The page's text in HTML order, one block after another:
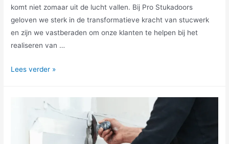
komt niet zomaar uit de lucht vallen. Bij Pro Stukadoors
geloven we sterk in de transformatieve kracht van stucwerk
en zijn we vastberaden om onze klanten te helpen bij het
realiseren van …
Lees verder »